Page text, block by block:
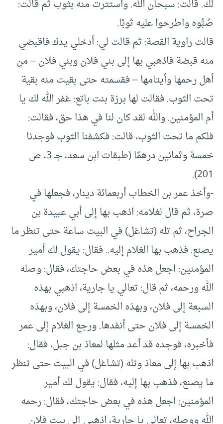
لك. قالت: سبحان الله. واستترت منه بثوب ثم قالت:
صُبُّوه واطرحوا عليه ثوبًا.
قالت راوية القصة: ثم قالت لي: أدخلي يدك فاقبضي
منه قبضة فاذهبي بها إلى بني فلان وبني فلان – من
أهل رحمها وأيتامها – فقسمته حتى بقيت منه بقية
تحت الثوب. فقالت لها برزة بنت باتع: غفر الله لك يا
أم المؤمنين. والله لقد كان لنا في هذا حق، فقالت:
فلكم ما تحت الثوب، قالت: فكشفنا الثوب فوجدنا
خمسة وثمانين درهمًا (طبقات ابن سعد، جـ 3، ص
201).
-وأخذ عمر بن الخطاب أربعمائة دينار، فجعلها في
صرة، ثم قال لغلامه: اذهب بها إلى أبي عبيدة بن
الجراح، ثم تله (تشاغل) في البيت ساعة حتى تنظر ما
يصنع. فذهب بها الغلام إليه.. فقال: يقول لك أمير
المؤمنين: اجعل هذه في بعض حاجتك، فقال: وصله
الله ورحمه، ثم قال: تعالي يا جارية، اذهبي بهذه
السبعة إلى فلان، وبهذه الخمسة إلى فلان، وبهذه
الخمسة إلى فلان حتى أنفدها. ورجع الغلام إلى عمر
فأخبره، فوجده قد أعد مثلها لمعاذ بن جبل، فقال:
اذهب بها إلى معاذ وتله (تشاغل) في البيت حتى تنظر
ما يصنع، فذهب بها إليه، فقال: يقول لك أمير
المؤمنين: اجعل هذه في بعض حاجتك، فقال: رحمه